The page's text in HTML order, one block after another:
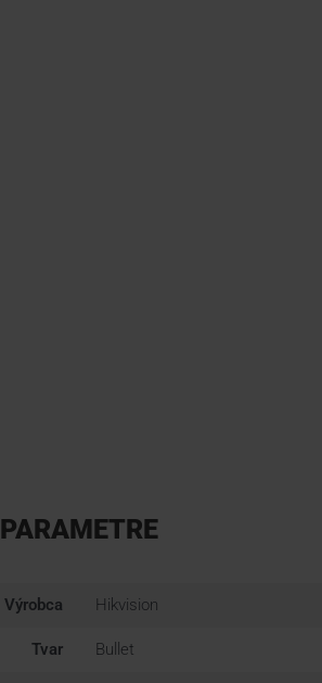
PARAMETRE
Výrobca Hikvision
Tvar Bullet